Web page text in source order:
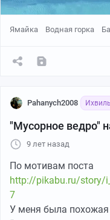
Ямайка Водная горка
Pahanych2008
"Мусорное ведро"
9 лет назад
По мотивам поста
http://pikabu.ru/story/
7
У меня была похожая